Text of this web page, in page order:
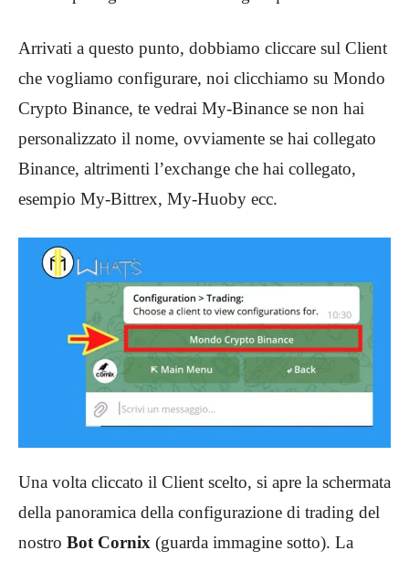
Arrivati a questo punto, dobbiamo cliccare sul Client
che vogliamo configurare, noi clicchiamo su Mondo
Crypto Binance, te vedrai My-Binance se non hai
personalizzato il nome, ovviamente se hai collegato
Binance, altrimenti l’exchange che hai collegato,
esempio My-Bittrex, My-Huoby ecc.
Una volta cliccato il Client scelto, si apre la schermata
della panoramica della configurazione di trading del
nostro Bot Cornix (guarda immagine sotto). La